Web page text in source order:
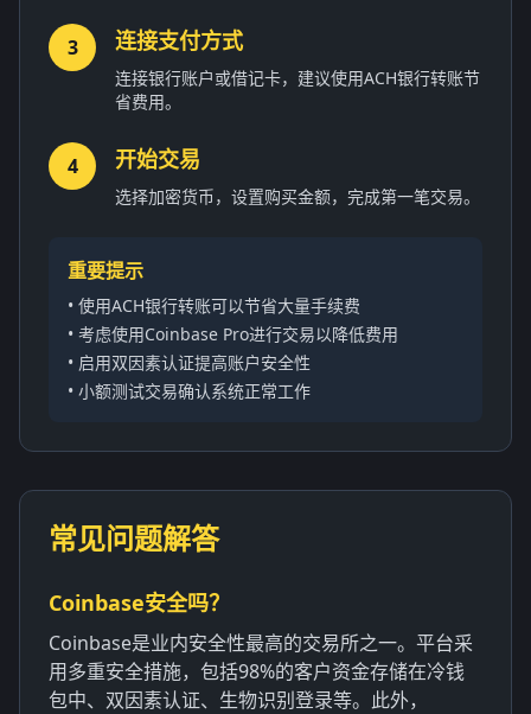
3 连接支付方式
连接银行账户或借记卡，建议使用ACH银行转账节
省费用。
4 开始交易
选择加密货币，设置购买金额，完成第一笔交易。
重要提示
• 使用ACH银行转账可以节省大量手续费
• 考虑使用Coinbase Pro进行交易以降低费用
• 启用双因素认证提高账户安全性
• 小额测试交易确认系统正常工作
常见问题解答
Coinbase安全吗？
Coinbase是业内安全性最高的交易所之一。平台采
用多重安全措施，包括98%的客户资金存储在冷钱
包中、双因素认证、生物识别登录等。此外，